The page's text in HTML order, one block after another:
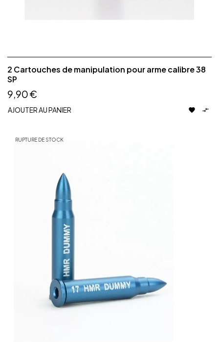
2 Cartouches de manipulation pour arme calibre 38
SP
9,90 €
AJOUTER AU PANIER  
RUPTURE DE STOCK